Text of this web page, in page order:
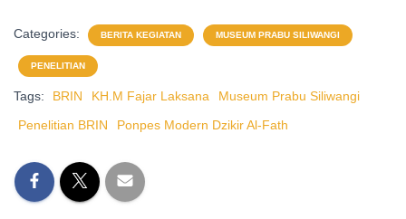
Categories: BERITA KEGIATAN MUSEUM PRABU SILIWANGI
PENELITIAN
Tags: BRIN KH.M Fajar Laksana
Museum Prabu Siliwangi
Penelitian BRIN
Ponpes Modern Dzikir Al-Fath